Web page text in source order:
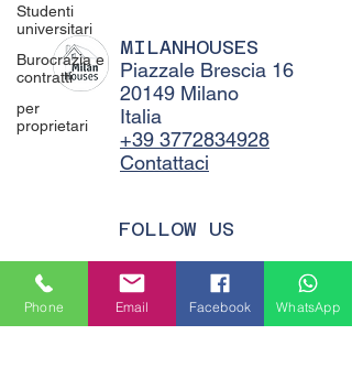
Studenti
universitari
Burocrazia e
contratti
per
proprietari
MILANHOUSES
Piazzale Brescia 16
20149 Milano
Italia
+39 3772834928
Contattaci
FOLLOW US
Phone Email Facebook WhatsApp